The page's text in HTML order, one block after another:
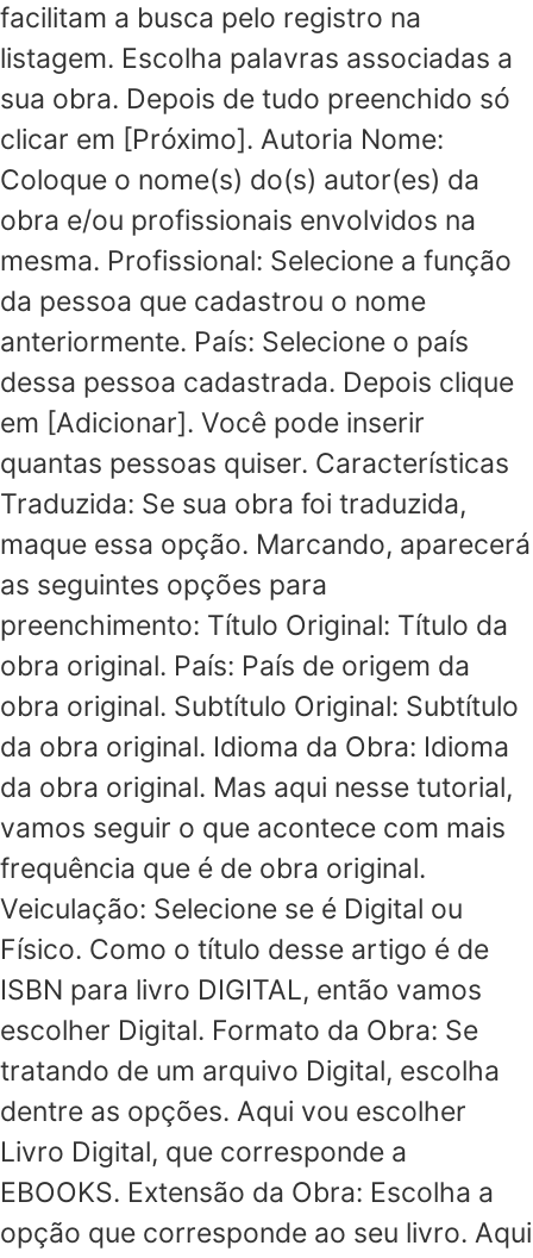
facilitam a busca pelo registro na
listagem. Escolha palavras associadas a
sua obra. Depois de tudo preenchido só
clicar em [Próximo]. Autoria Nome:
Coloque o nome(s) do(s) autor(es) da
obra e/ou profissionais envolvidos na
mesma. Profissional: Selecione a função
da pessoa que cadastrou o nome
anteriormente. País: Selecione o país
dessa pessoa cadastrada. Depois clique
em [Adicionar]. Você pode inserir
quantas pessoas quiser. Características
Traduzida: Se sua obra foi traduzida,
maque essa opção. Marcando, aparecerá
as seguintes opções para
preenchimento: Título Original: Título da
obra original. País: País de origem da
obra original. Subtítulo Original: Subtítulo
da obra original. Idioma da Obra: Idioma
da obra original. Mas aqui nesse tutorial,
vamos seguir o que acontece com mais
frequência que é de obra original.
Veiculação: Selecione se é Digital ou
Físico. Como o título desse artigo é de
ISBN para livro DIGITAL, então vamos
escolher Digital. Formato da Obra: Se
tratando de um arquivo Digital, escolha
dentre as opções. Aqui vou escolher
Livro Digital, que corresponde a
EBOOKS. Extensão da Obra: Escolha a
opção que corresponde ao seu livro. Aqui